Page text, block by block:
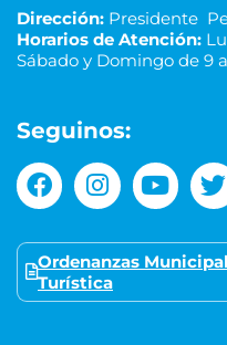
Dirección: Presidente
Horarios de Atención:
Sábado y Domingo de 9 a
Seguinos:
Ordenanzas
Turística